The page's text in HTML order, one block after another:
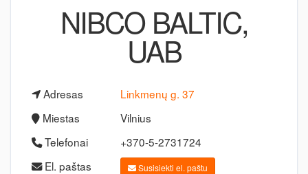
NIBCO BALTIC,
UAB
Adresas
Linkmenų g. 37
Miestas
Vilnius
Telefonai
+370-5-2731724
El. paštas
Susisiekti el. paštu